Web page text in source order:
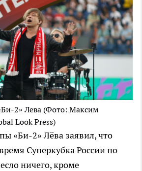
2» Лева (Фото: Максим
Look Press)
«Би-2» Лёва заявил, что
Суперкубка России по
ничего, кроме